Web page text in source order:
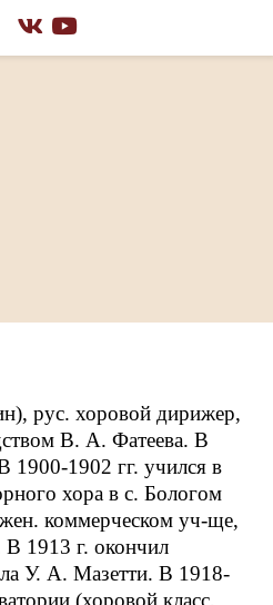
рус. хоровой дирижер,
В. А. Фатеева. В
1900-1902 гг. учился в
хора в с. Бологом
жен. коммерческом уч-ще,
В 1913 г. окончил
У. А. Мазетти. В 1918-
(хоровой класс,